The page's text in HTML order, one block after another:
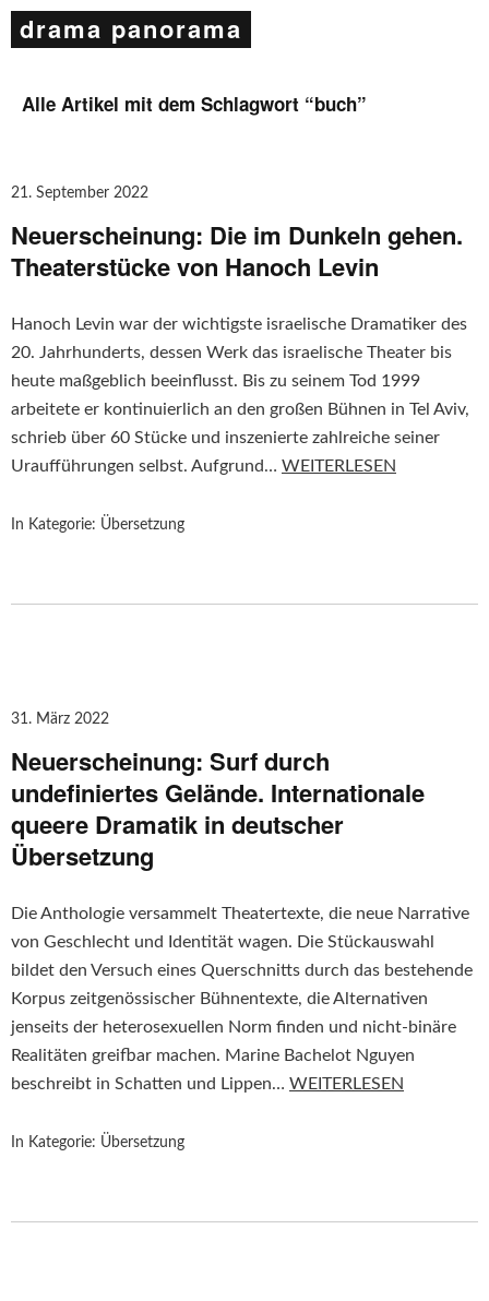
drama panorama
Alle Artikel mit dem Schlagwort “buch”
21. September 2022
Neuerscheinung: Die im Dunkeln gehen.
Theaterstücke von Hanoch Levin
Hanoch Levin war der wichtigste israelische Dramatiker des
20. Jahrhunderts, dessen Werk das israelische Theater bis
heute maßgeblich beeinflusst. Bis zu seinem Tod 1999
arbeitete er kontinuierlich an den großen Bühnen in Tel Aviv,
schrieb über 60 Stücke und inszenierte zahlreiche seiner
Uraufführungen selbst. Aufgrund… WEITERLESEN
In Kategorie: Übersetzung
31. März 2022
Neuerscheinung: Surf durch
undefiniertes Gelände. Internationale
queere Dramatik in deutscher
Übersetzung
Die Anthologie versammelt Theatertexte, die neue Narrative
von Geschlecht und Identität wagen. Die Stückauswahl
bildet den Versuch eines Querschnitts durch das bestehende
Korpus zeitgenössischer Bühnentexte, die Alternativen
jenseits der heterosexuellen Norm finden und nicht-binäre
Realitäten greifbar machen. Marine Bachelot Nguyen
beschreibt in Schatten und Lippen… WEITERLESEN
In Kategorie: Übersetzung